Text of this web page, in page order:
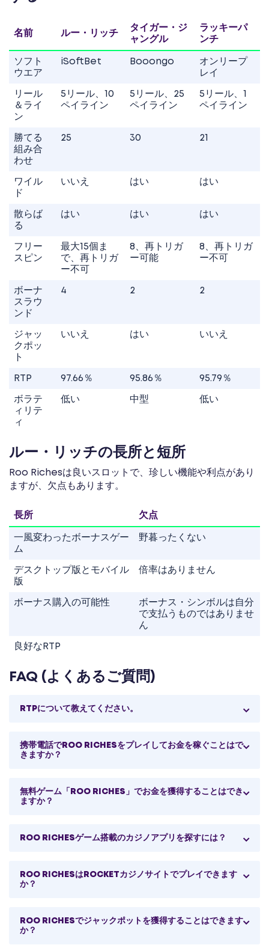
名前 ルー・リッチ
タイガー・ジ
ャングル
ラッキーパ
ンチ
ソフト
ウエア
iSoftBet Booongo
オンリープ
レイ
リール
＆ライ
ン
5リール、10
ペイライン
5リール、25
ペイライン
5リール、1
ペイライン
勝てる
組み合
わせ
25 30 21
ワイル
ド
いいえ はい はい
散らば
る
はい はい はい
フリー
スピン
最大15個ま
で、再トリガ
ー不可
8、再トリガ
ー可能
8、再トリガ
ー不可
ボーナ
スラウ
ンド
4 2 2
ジャッ
クポッ
ト
いいえ はい いいえ
RTP 97.66％ 95.86％ 95.79％
ボラテ
ィリテ
ィ
低い 中型 低い
ルー・リッチの長所と短所
Roo Richesは良いスロットで、珍しい機能や利点があり
ますが、欠点もあります。
長所 欠点
一風変わったボーナスゲー
ム
野暮ったくない
デスクトップ版とモバイル
版
倍率はありません
ボーナス購入の可能性
ボーナス・シンボルは自分
で支払うものではありませ
ん
良好なRTP
FAQ (よくあるご質問)
RTPについて教えてください。
携帯電話でROO RICHESをプレイしてお金を稼ぐことはで
きますか？
無料ゲーム「ROO RICHES」でお金を獲得することはでき
ますか？
ROO RICHESゲーム搭載のカジノアプリを探すには？
ROO RICHESはROCKETカジノサイトでプレイできます
か？
ROO RICHESでジャックポットを獲得することはできます
か？